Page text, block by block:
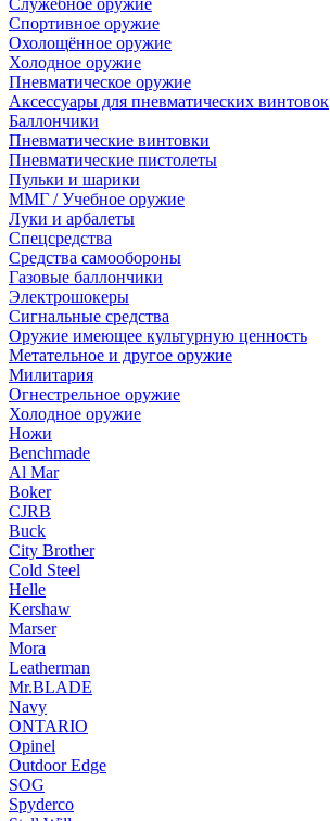
Служебное оружие
Спортивное оружие
Охолощённое оружие
Холодное оружие
Пневматическое оружие
Аксессуары для пневматических винтовок
Баллончики
Пневматические винтовки
Пневматические пистолеты
Пульки и шарики
ММГ / Учебное оружие
Луки и арбалеты
Спецсредства
Средства самообороны
Газовые баллончики
Электрошокеры
Сигнальные средства
Оружие имеющее культурную ценность
Метательное и другое оружие
Милитария
Огнестрельное оружие
Холодное оружие
Ножи
Benchmade
Al Mar
Boker
CJRB
Buck
City Brother
Cold Steel
Helle
Kershaw
Marser
Mora
Leatherman
Mr.BLADE
Navy
ONTARIO
Opinel
Outdoor Edge
SOG
Spyderco